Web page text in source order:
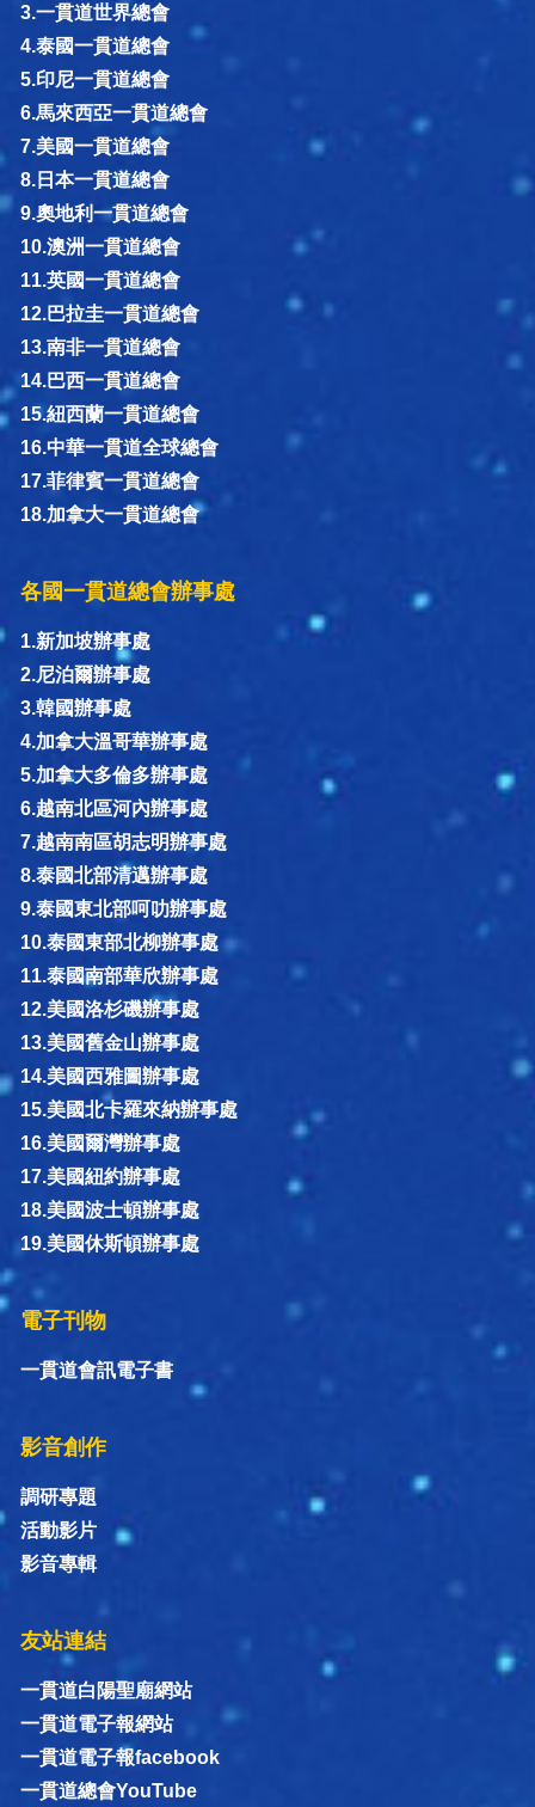
3.一貫道世界總會
4.泰國一貫道總會
5.印尼一貫道總會
6.馬來西亞一貫道總會
7.美國一貫道總會
8.日本一貫道總會
9.奧地利一貫道總會
10.澳洲一貫道總會
11.英國一貫道總會
12.巴拉圭一貫道總會
13.南非一貫道總會
14.巴西一貫道總會
15.紐西蘭一貫道總會
16.中華一貫道全球總會
17.菲律賓一貫道總會
18.加拿大一貫道總會
各國一貫道總會辦事處
1.新加坡辦事處
2.尼泊爾辦事處
3.韓國辦事處
4.加拿大溫哥華辦事處
5.加拿大多倫多辦事處
6.越南北區河內辦事處
7.越南南區胡志明辦事處
8.泰國北部清邁辦事處
9.泰國東北部呵叻辦事處
10.泰國東部北柳辦事處
11.泰國南部華欣辦事處
12.美國洛杉磯辦事處
13.美國舊金山辦事處
14.美國西雅圖辦事處
15.美國北卡羅來納辦事處
16.美國爾灣辦事處
17.美國紐約辦事處
18.美國波士頓辦事處
19.美國休斯頓辦事處
電子刊物
一貫道會訊電子書
影音創作
調研專題
活動影片
影音專輯
友站連結
一貫道白陽聖廟網站
一貫道電子報網站
一貫道電子報facebook
一貫道總會YouTube